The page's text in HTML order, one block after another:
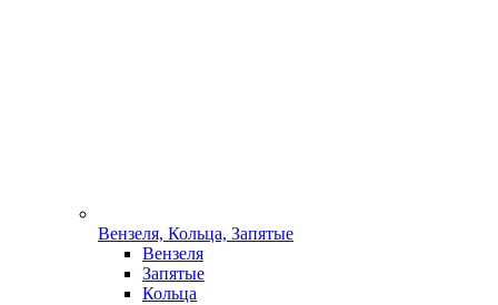
Вензеля, Кольца, Запятые
Вензеля
Запятые
Кольца